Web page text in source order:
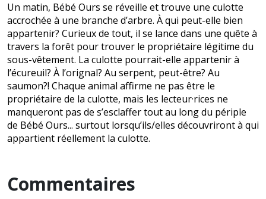
Un matin, Bébé Ours se réveille et trouve une culotte
accrochée à une branche d’arbre. À qui peut-elle bien
appartenir? Curieux de tout, il se lance dans une quête à
travers la forêt pour trouver le propriétaire légitime du
sous-vêtement. La culotte pourrait-elle appartenir à
l’écureuil? À l’orignal? Au serpent, peut-être? Au
saumon?! Chaque animal affirme ne pas être le
propriétaire de la culotte, mais les lecteur·rices ne
manqueront pas de s’esclaffer tout au long du périple
de Bébé Ours... surtout lorsqu’ils/elles découvriront à qui
appartient réellement la culotte.
Commentaires